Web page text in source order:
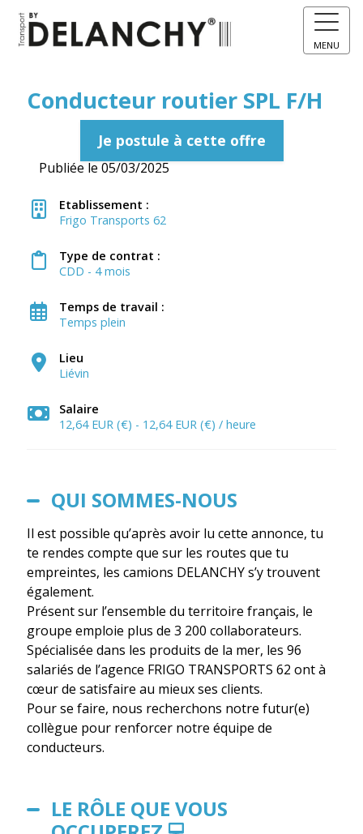
MENU
Conducteur routier SPL F/H
Je postule à cette offre
Publiée le 05/03/2025
Etablissement :
Frigo Transports 62
Type de contrat :
CDD - 4 mois
Temps de travail :
Temps plein
Lieu
Liévin
Salaire
12,64 EUR (€) - 12,64 EUR (€) / heure
QUI SOMMES-NOUS
Il est possible qu’après avoir lu cette annonce, tu
te rendes compte que sur les routes que tu
empreintes, les camions DELANCHY s’y trouvent
également.
Présent sur l’ensemble du territoire français, le
groupe emploie plus de 3 200 collaborateurs.
Spécialisée dans les produits de la mer, les 96
salariés de l’agence FRIGO TRANSPORTS 62 ont à
cœur de satisfaire au mieux ses clients.
Pour se faire, nous recherchons notre futur(e)
collègue pour renforcer notre équipe de
conducteurs.
LE RÔLE QUE VOUS